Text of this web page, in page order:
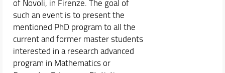
of Novoli, in Firenze. The goal of
such an event is to present the
mentioned PhD program to all the
current and former master students
interested in a research advanced
program in Mathematics or